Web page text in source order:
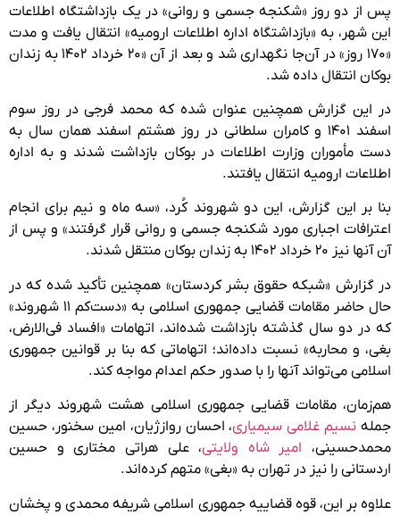
پس از دو روز «شکنجه جسمی و روانی» در یک بازداشتگاه اطلاعات
این شهر، به «بازداشتگاه اداره اطلاعات ارومیه» انتقال یافت و مدت
«۱۷۰ روز» در آن‌جا نگهداری شد و بعد از آن «۲۰ خرداد ۱۴۰۲ به زندان
بوکان انتقال داده شد.
در این گزارش همچنین عنوان شده که محمد فرجی در روز سوم
اسفند ۱۴۰۱ و کامران سلطانی در روز هشتم اسفند همان سال به
دست مأموران وزارت اطلاعات در بوکان بازداشت شدند و به اداره
اطلاعات ارومیه انتقال یافتند.
بنا بر این گزارش، این دو شهروند کُرد، «سه ماه و نیم برای انجام
اعترافات اجباری مورد شکنجه جسمی و روانی قرار گرفتند» و پس از
آن آنها نیز ۲۰ خرداد ۱۴۰۲ به زندان بوکان منتقل شدند.
در گزارش «شبکه حقوق بشر کردستان» همچنین تأکید شده که در
حال حاضر مقامات قضایی جمهوری اسلامی به «دست‌کم ۱۱ شهروند»
که در دو سال گذشته بازداشت شده‌اند، اتهامات «افساد فی‌الارض،
بغی، و محاربه» نسبت داده‌اند؛ اتهاماتی که بنا بر قوانین جمهوری
اسلامی می‌تواند آنها را با صدور حکم اعدام مواجه کند.
هم‌زمان، مقامات قضایی جمهوری اسلامی هشت شهروند دیگر از
جمله نسیم غلامی سیمیاری، احسان روازژیان، امین سخنور، حسین
محمدحسینی، امیر شاه ولایتی، علی هراتی مختاری و حسین
اردستانی را نیز در تهران به «بغی»‌ متهم کرده‌اند.
علاوه بر این، قوه قضاییه جمهوری اسلامی شریفه محمدی و پخشان